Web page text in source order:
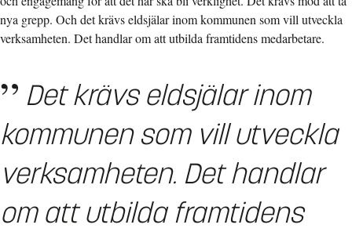
nya grepp. Och det krävs eldsjälar inom kommunen som vill utveckla
verksamheten. Det handlar om att utbilda framtidens medarbetare.
Det krävs eldsjälar inom
kommunen som vill utveckla
verksamheten. Det handlar
om att utbilda framtidens